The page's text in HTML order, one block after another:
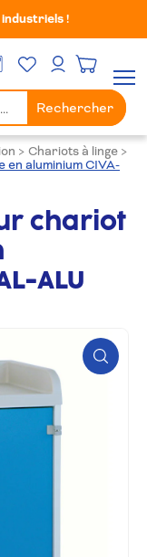
!
GRATUIT
Mes FavorisMon compte
Rechercher
> Chariots à linge >
aluminium CIVA-
chariot
ALU
Zoom